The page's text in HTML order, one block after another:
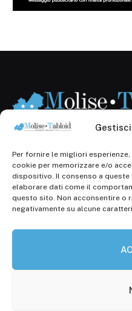
Per fornire le migliori
cookie per memorizzare e/o
dispositivo. Il consenso a
elaborare dati come il
questo sito. Non acconsentire o
negativamente su alcune
Registr. presso il Tribunale
14.11.2013, Cron. 1254
Roc: iscrizione n° 25549
30.04.2015)
P.Iva: 01707150700